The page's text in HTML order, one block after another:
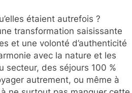
étaient autrefois ?
transformation saisissante
et une volonté d’authenticité
avec la nature et les
secteur, des séjours 100 %
autrement, ou même à